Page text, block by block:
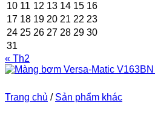
10 11 12 13 14 15 16
17 18 19 20 21 22 23
24 25 26 27 28 29 30
31
« Th2
Trang chủ / Sản phẩm khác